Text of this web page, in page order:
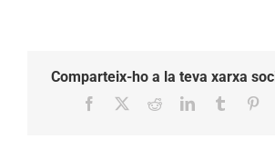
Comparteix-ho a la teva xarxa
Facebook RedditLinkedInTumblr